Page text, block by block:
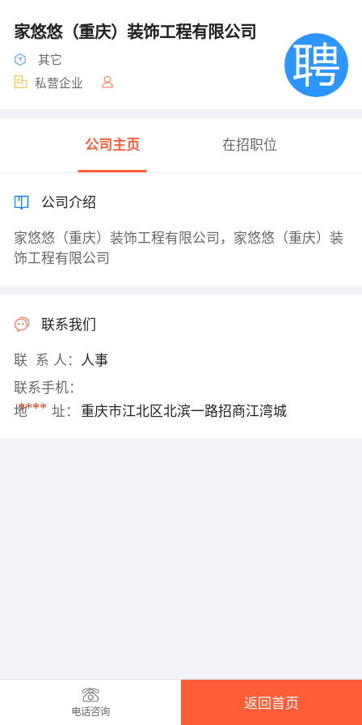
家悠悠（重庆）装饰工程有限公司
其它
私营企业
公司主页 在招职位
公司介绍
家悠悠（重庆）装饰工程有限公司，家悠悠（重庆）装
饰工程有限公司
联系我们
联 系 人： 人事
联系手机：
****
地 址： 重庆市江北区北滨一路招商江湾城
电话咨询
返回首页